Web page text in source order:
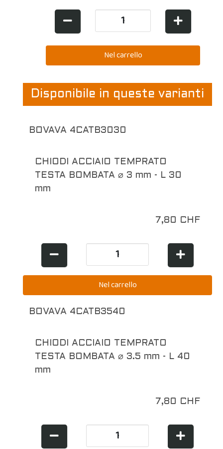
Disponibile in queste varianti
BOVAVA 4CATB3030
CHIODI ACCIAIO TEMPRATO
TESTA BOMBATA ⌀ 3 mm - L 30
mm
7,80 CHF
BOVAVA 4CATB3540
CHIODI ACCIAIO TEMPRATO
TESTA BOMBATA ⌀ 3.5 mm - L 40
mm
7,80 CHF